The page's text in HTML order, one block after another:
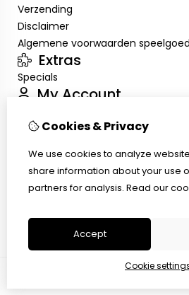
Verzending
Disclaimer
Algemene voorwaarden
Extras
Specials
My Account
Order History
Customer Service
Returns
Cookies & Privacy
We use cookies to analyze
share information about your use
partners for analysis. Read our
Accept
Cookie